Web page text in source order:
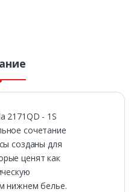
2171QD - 1S
сочетание
созданы для
ценят как
нижнем белье.